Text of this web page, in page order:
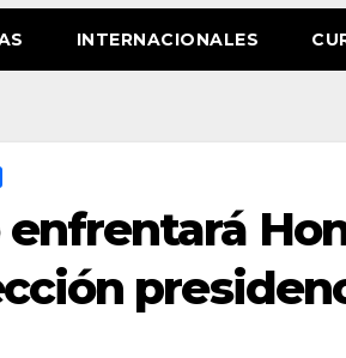
INTERNACIONALES